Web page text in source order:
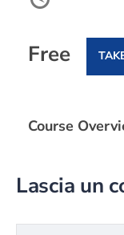
Free
Course
Lascia un